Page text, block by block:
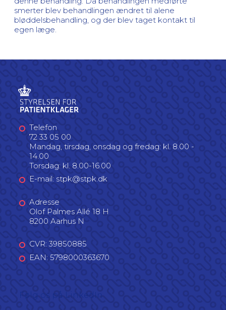
smerter blev behandlingen ændret til alene
bløddelsbehandling, og der blev taget kontakt til
egen læge.
Telefon
72 33 05 00
Mandag, tirsdag, onsdag og fredag: kl. 8.00 -
14.00
Torsdag: kl. 8.00-16.00
E-mail: stpk@stpk.dk
Adresse
Olof Palmes Allé 18 H
8200 Aarhus N
CVR: 39850885
EAN: 5798000363670